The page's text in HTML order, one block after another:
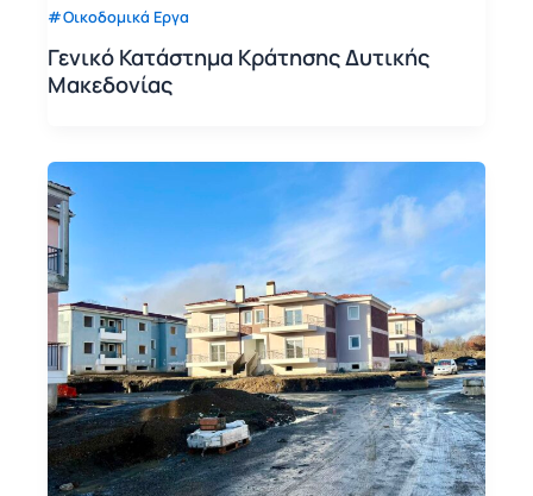
Οικοδομικά Εργα
Γενικό Κατάστημα Κράτησης Δυτικής
Μακεδονίας